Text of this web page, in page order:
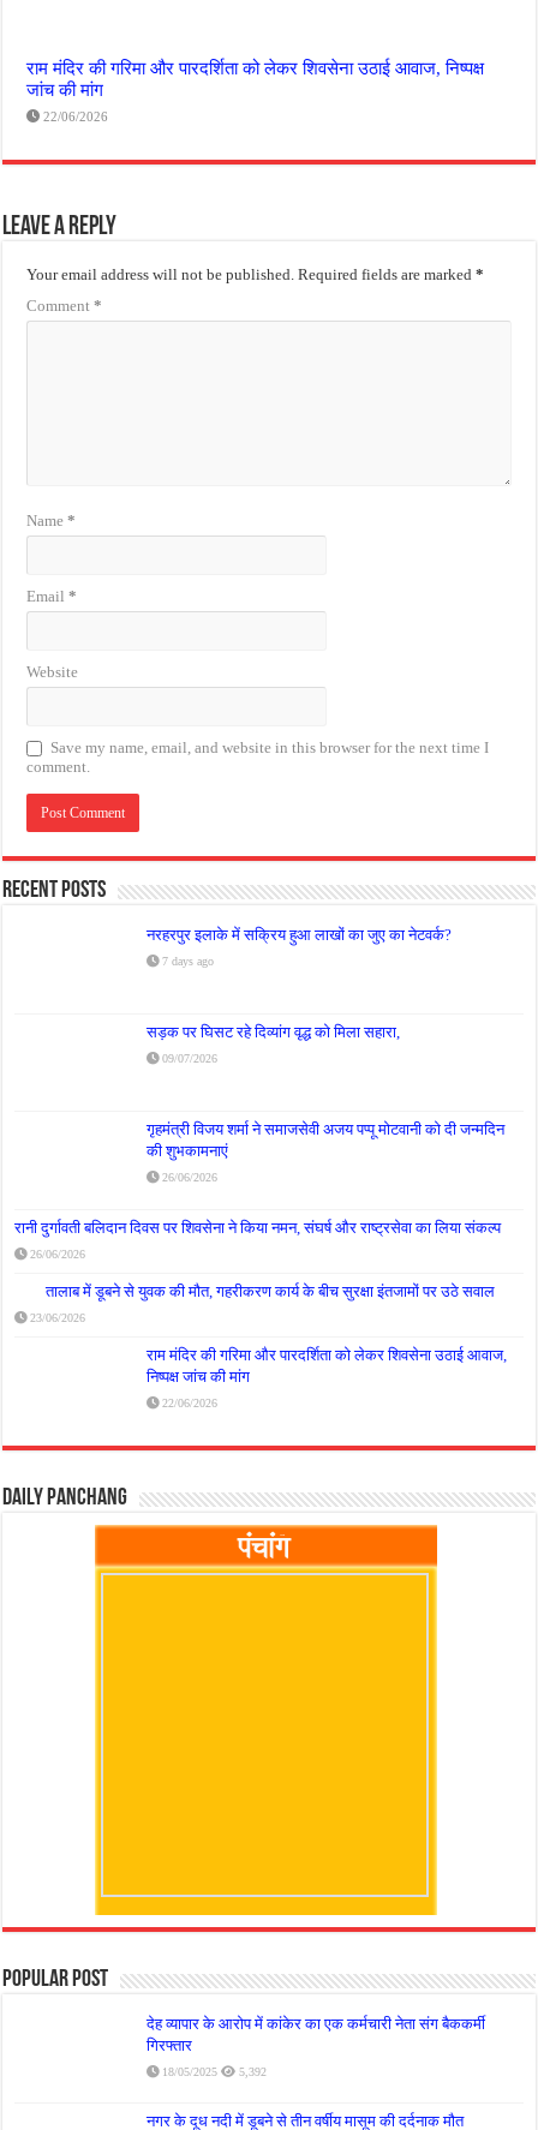
राम मंदिर की गरिमा और पारदर्शिता को लेकर शिवसेना उठाई आवाज, निष्पक्ष
जांच की मांग
22/06/2026
Leave a Reply
Your email address will not be published. Required fields are marked*
Comment*
Name*
Email*
Website
Save my name, email, and website in this browser for the next time I
comment.
Recent Posts
नरहरपुर इलाके में सक्रिय हुआ लाखों का जुए का नेटवर्क?
7 days ago
सड़क पर घिसट रहे दिव्यांग वृद्ध को मिला सहारा,
09/07/2026
गृहमंत्री विजय शर्मा ने समाजसेवी अजय पप्पू मोटवानी को दी जन्मदिन
की शुभकामनाएं
26/06/2026
रानी दुर्गावती बलिदान दिवस पर शिवसेना ने किया नमन, संघर्ष और राष्ट्रसेवा का लिया संकल्प
26/06/2026
तालाब में डूबने से युवक की मौत, गहरीकरण कार्य के बीच सुरक्षा इंतजामों पर उठे सवाल
23/06/2026
राम मंदिर की गरिमा और पारदर्शिता को लेकर शिवसेना उठाई आवाज,
निष्पक्ष जांच की मांग
22/06/2026
Daily Panchang
Popular Post
देह व्यापार के आरोप में कांकेर का एक कर्मचारी नेता संग बैककर्मी
गिरफ्तार
18/05/2025 5,392
नगर के दूध नदी में डूबने से तीन वर्षीय मासूम की दर्दनाक मौत